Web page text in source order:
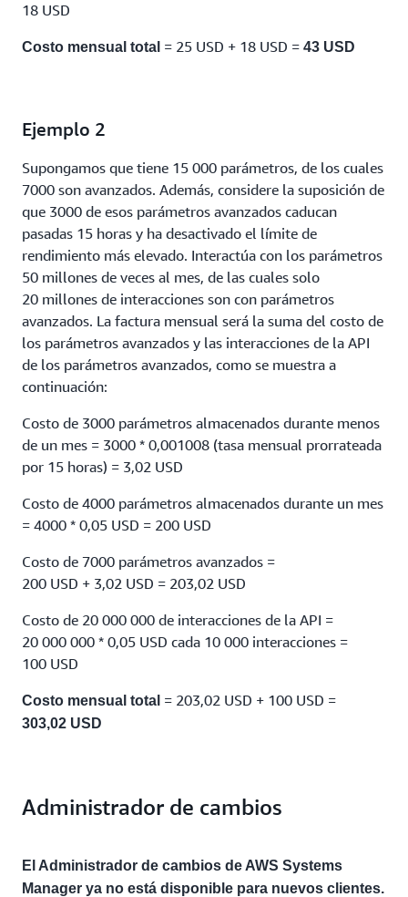
18 USD
Costo mensual total = 25 USD + 18 USD = 43 USD
Ejemplo 2
Supongamos que tiene 15 000 parámetros, de los cuales
7000 son avanzados. Además, considere la suposición de
que 3000 de esos parámetros avanzados caducan
pasadas 15 horas y ha desactivado el límite de
rendimiento más elevado. Interactúa con los parámetros
50 millones de veces al mes, de las cuales solo
20 millones de interacciones son con parámetros
avanzados. La factura mensual será la suma del costo de
los parámetros avanzados y las interacciones de la API
de los parámetros avanzados, como se muestra a
continuación:
Costo de 3000 parámetros almacenados durante menos
de un mes = 3000 * 0,001008 (tasa mensual prorrateada
por 15 horas) = 3,02 USD
Costo de 4000 parámetros almacenados durante un mes
= 4000 * 0,05 USD = 200 USD
Costo de 7000 parámetros avanzados =
200 USD + 3,02 USD = 203,02 USD
Costo de 20 000 000 de interacciones de la API =
20 000 000 * 0,05 USD cada 10 000 interacciones =
100 USD
Costo mensual total = 203,02 USD + 100 USD =
303,02 USD
Administrador de cambios
El Administrador de cambios de AWS Systems
Manager ya no está disponible para nuevos clientes.